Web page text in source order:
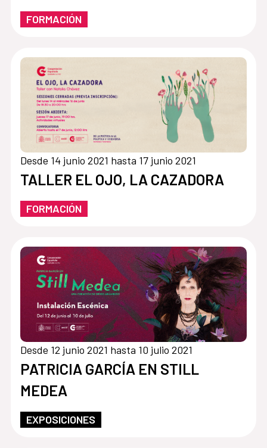
FORMACIÓN
Desde 14 junio 2021 hasta 17 junio 2021
TALLER EL OJO, LA CAZADORA
FORMACIÓN
Desde 12 junio 2021 hasta 10 julio 2021
PATRICIA GARCÍA EN STILL
MEDEA
EXPOSICIONES